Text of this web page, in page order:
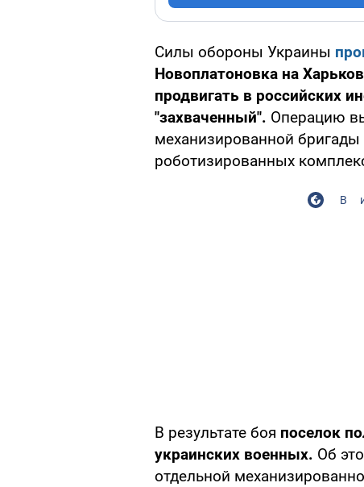
Силы обороны Украины
Новоплатоновка на
продвигать в российских
"захваченный". Операцию
механизированной
роботизированных
В результате боя поселок
украинских военных. Об
отдельной